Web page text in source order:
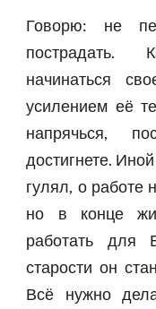
Говорю: не
пострадать.
начинаться
усилением её
напрячься,
достигнете.
гулял, о работе
но в конце
работать для
старости он
Всё нужно